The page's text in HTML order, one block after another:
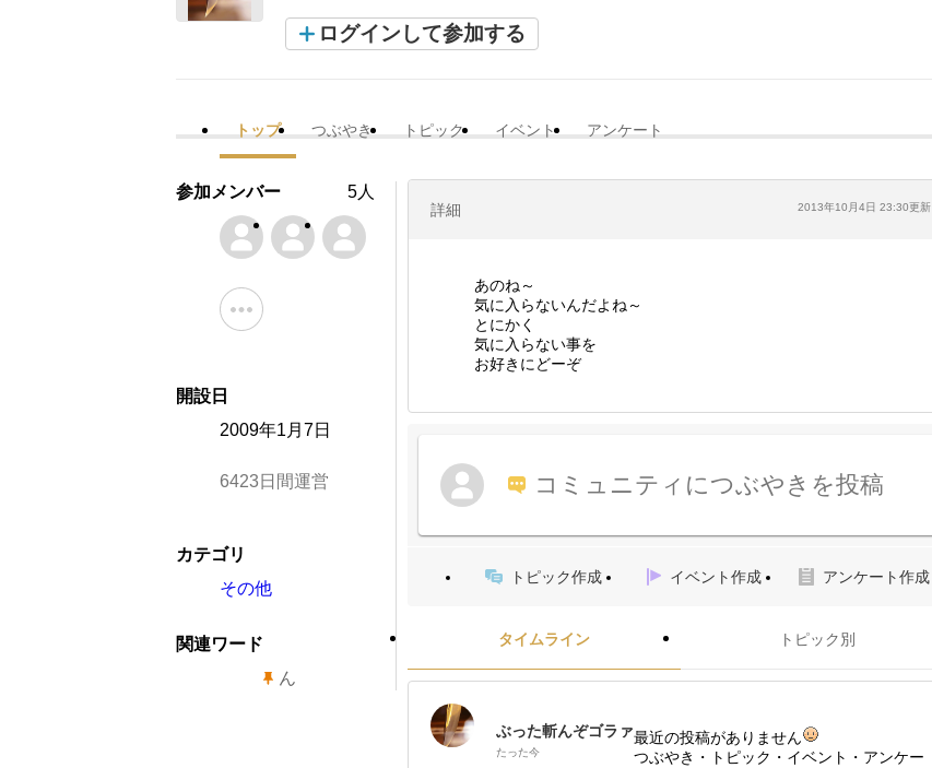
ログインして参加する
トップ つぶやき トピック イベント アンケート
詳細 2013年10月4日 23:30更新
あのね～
気に入らないんだよね～
とにかく
気に入らない事を
お好きにどーぞ
コミュニティにつぶやきを投稿
トピック作成 イベント作成 アンケート作成
タイムライン トピック別
ぶった斬んぞゴラァ
たった今
最近の投稿がありません
つぶやき・トピック・イベント・アンケー
参加メンバー 5人
開設日
2009年1月7日
6423日間運営
カテゴリ
その他
関連ワード
ん